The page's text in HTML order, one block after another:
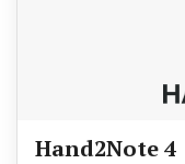
Hand2Note 4